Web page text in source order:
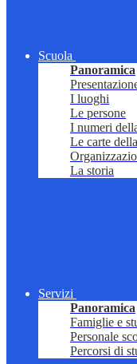
Scuola
Panoramica
I luoghi
Le persone
I numeri
Le carte
La storia
Servizi
Panoramica
Famiglie e
Personale
Percorsi di